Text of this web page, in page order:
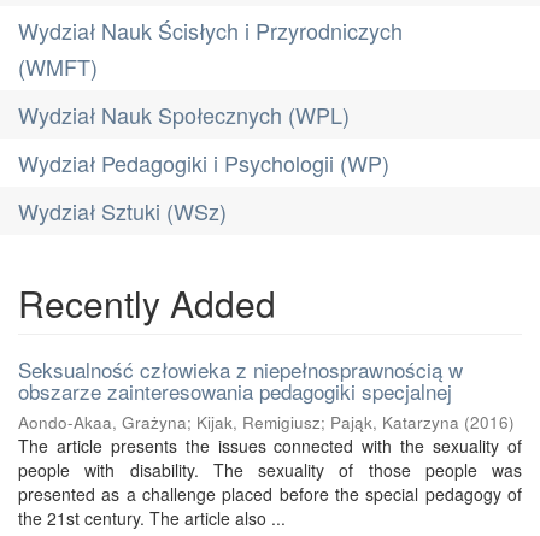
Wydział Nauk Ścisłych i Przyrodniczych
(WMFT)
Wydział Nauk Społecznych (WPL)
Wydział Pedagogiki i Psychologii (WP)
Wydział Sztuki (WSz)
Recently Added
Seksualność człowieka z niepełnosprawnością w
obszarze zainteresowania pedagogiki specjalnej
Aondo-Akaa, Grażyna; Kijak, Remigiusz; Pająk, Katarzyna (2016)
The article presents the issues connected with the sexuality of
people with disability. The sexuality of those people was
presented as a challenge placed before the special pedagogy of
the 21st century. The article also ...